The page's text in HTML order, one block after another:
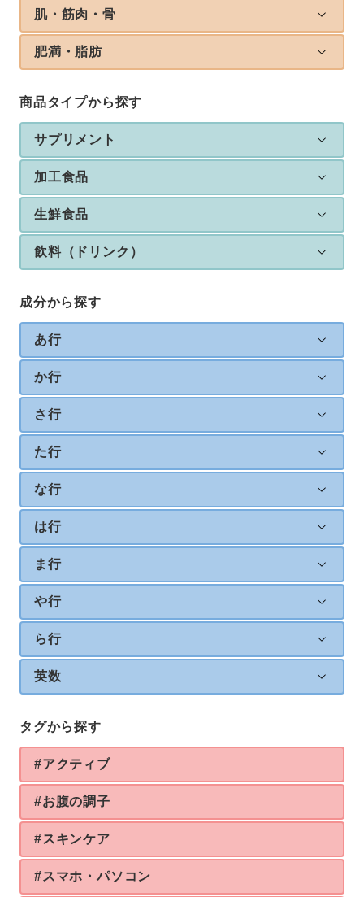
肌・筋肉・骨
肥満・脂肪
商品タイプから探す
サプリメント
加工食品
生鮮食品
飲料（ドリンク）
成分から探す
あ行
か行
さ行
た行
な行
は行
ま行
や行
ら行
英数
タグから探す
#アクティブ
#お腹の調子
#スキンケア
#スマホ・パソコン